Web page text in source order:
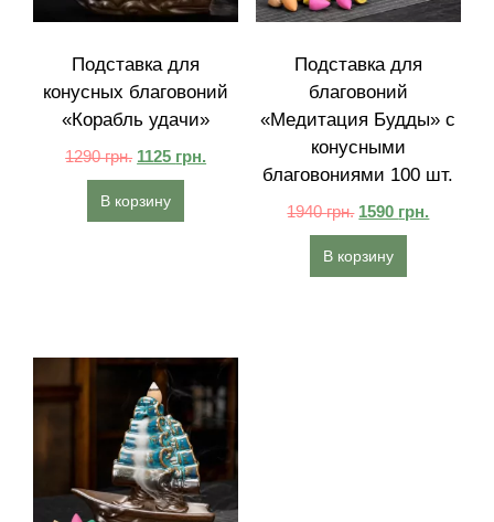
Подставка для
конусных благовоний
«Корабль удачи»
1290грн. 1125 грн.
В корзину
Подставка для
благовоний
«Медитация Будды» с
конусными
благовониями 100 шт.
1940грн. 1590 грн.
В корзину